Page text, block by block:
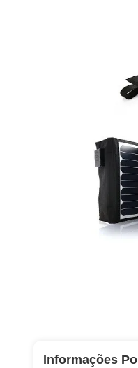
Informações